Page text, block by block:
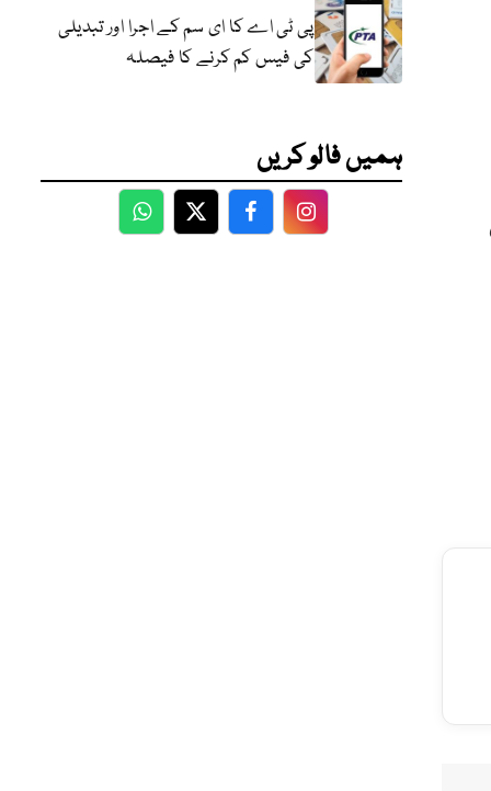
پی ٹی اے کا ای سم کے اجرا اور تبدیلی
کی فیس کم کرنے کا فیصلہ
ہمیں فالو کریں
WhatsApp
TwitterFacebookFacebook